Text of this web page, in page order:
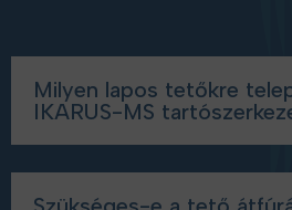
Milyen lapos tetőkre
IKARUS-MS